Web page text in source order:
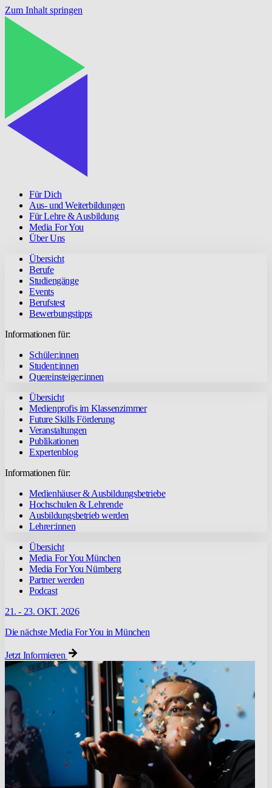
Zum Inhalt springen
Für Dich
Aus- und Weiterbildungen
Für Lehre & Ausbildung
Media For You
Über Uns
Übersicht
Berufe
Studiengänge
Events
Berufstest
Bewerbungstipps
Informationen für:
Schüler:innen
Student:innen
Quereinsteiger:innen
Übersicht
Medienprofis im Klassenzimmer
Future Skills Förderung
Veranstaltungen
Publikationen
Expertenblog
Informationen für:
Medienhäuser & Ausbildungsbetriebe
Hochschulen & Lehrende
Ausbildungsbetrieb werden
Lehrer:innen
Übersicht
Media For You München
Media For You Nürnberg
Partner werden
Podcast
21. - 23. OKT. 2026
Die nächste Media For You in München
Jetzt Informieren